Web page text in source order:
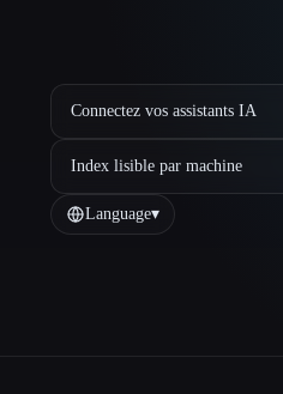
Connectez vos assistants IA
Index lisible par machine
Language▾